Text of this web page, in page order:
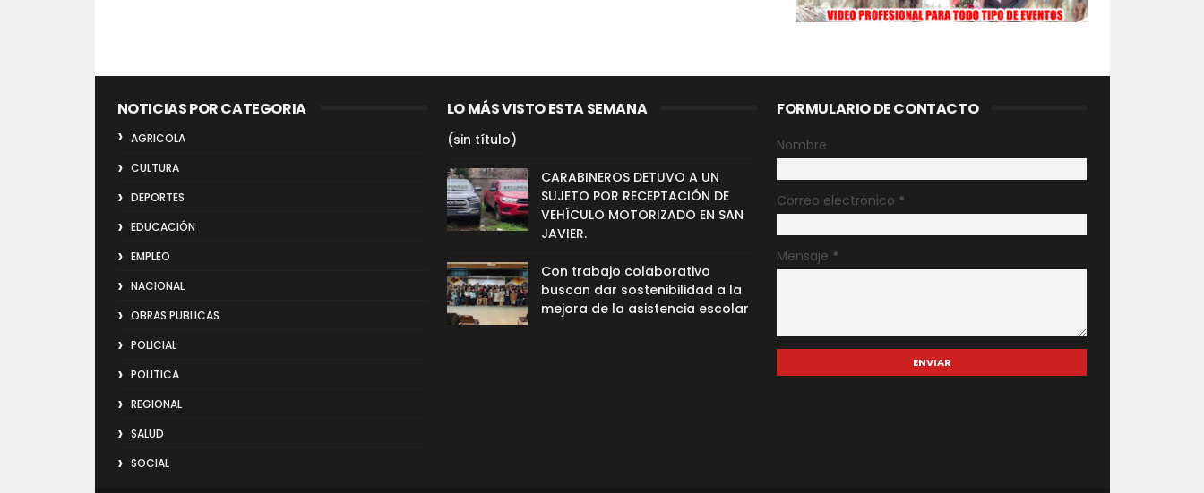
NOTICIAS POR CATEGORIA
AGRICOLA
CULTURA
DEPORTES
EDUCACIÓN
EMPLEO
NACIONAL
OBRAS PUBLICAS
POLICIAL
POLITICA
REGIONAL
SALUD
SOCIAL
LO MÁS VISTO ESTA SEMANA
(sin título)
CARABINEROS DETUVO A UN
SUJETO POR RECEPTACIÓN DE
VEHÍCULO MOTORIZADO EN SAN
JAVIER.
Con trabajo colaborativo
buscan dar sostenibilidad a la
mejora de la asistencia escolar
FORMULARIO DE CONTACTO
Nombre
Correo electrónico *
Mensaje *